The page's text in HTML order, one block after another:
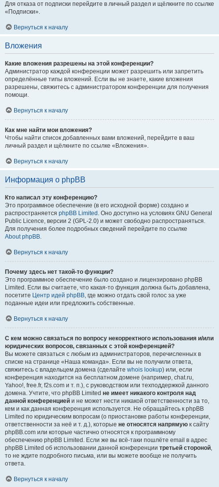
Для отказа от подписки перейдите в личный раздел и щёлкните по ссылке
«Подписки».
Вернуться к началу
Вложения
Какие вложения разрешены на этой конференции?
Администратор каждой конференции может разрешить или запретить
определённые типы вложений. Если вы не знаете, какие вложения
разрешены, свяжитесь с администратором конференции для получения
помощи.
Вернуться к началу
Как мне найти мои вложения?
Чтобы найти список добавленных вами вложений, перейдите в ваш
личный раздел и щёлкните по ссылке «Вложения».
Вернуться к началу
Информация о phpBB
Кто написал эту конференцию?
Это программное обеспечение (в его исходной форме) создано и
распространяется phpBB Limited . Оно доступно на условиях GNU General
Public Licence, версии 2 (GPL-2.0) и может свободно распространяться.
Для получения более подробных сведений перейдите по ссылке
About phpBB.
Вернуться к началу
Почему здесь нет такой-то функции?
Это программное обеспечение было создано и лицензировано phpBB
Limited. Если вы считаете, что какая-то функция должна быть добавлена,
посетите Центр идей phpBB, где можно отдать свой голос за уже
поданные идеи или предложить собственные.
Вернуться к началу
С кем можно связаться по вопросу некорректного использования и/или
юридических вопросов, связанных с этой конференцией?
Вы можете связаться с любым из администраторов, перечисленных в
списке на странице «Наша команда». Если вы не получили ответа,
свяжитесь с владельцем домена (сделайте whois lookup) или, если
конференция находится на бесплатном домене (например, chat.ru,
Yahoo!, free.fr, f2s.com и т. п.), с руководством или техподдержкой данного
домена. Учтите, что phpBB Limited не имеет никакого контроля над
данной конференцией и не может нести никакой ответственности за то,
кем и как данная конференция используется. Не обращайтесь к phpBB
Limited по юридическим вопросам (о приостановке работы конференции,
ответственности за неё и т. д.), которые не относятся напрямую к сайту
phpBB.com или которые частично относятся к программному
обеспечению phpBB Limited. Если же вы всё-таки пошлёте email в адрес
phpBB Limited об использовании данной конференции третьей стороной,
то не ждите подробного письма, или вы можете вообще не получить
ответа.
Вернуться к началу